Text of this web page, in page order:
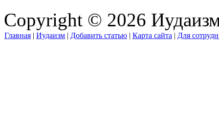
Copyright © 2026
Главная | Иудаизм | Добавить статью | Карта сайта | Для